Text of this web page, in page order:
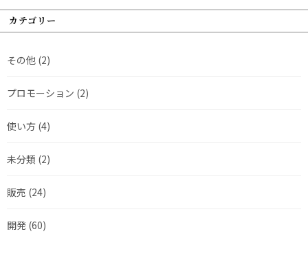
カテゴリー
その他 (2)
プロモーション (2)
使い方 (4)
未分類 (2)
販売 (24)
開発 (60)